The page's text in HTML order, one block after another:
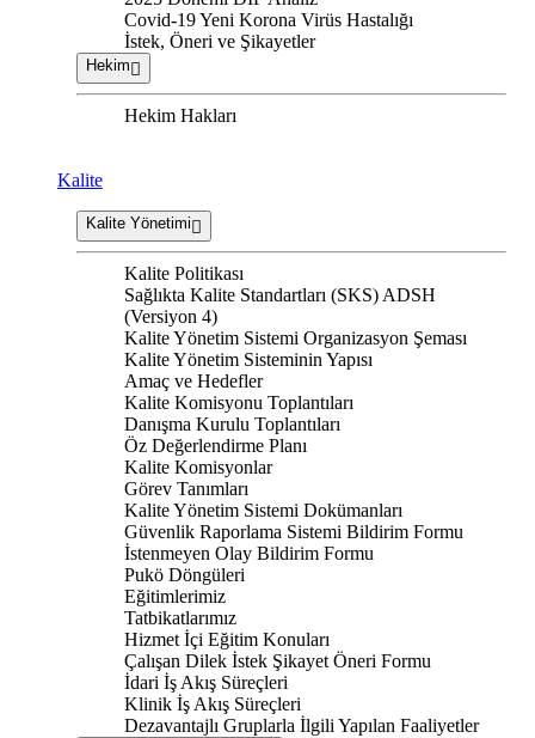
Covid-19 Yeni Korona Virüs Hastalığı
İstek, Öneri ve Şikayetler
Hekim
Hekim Hakları
Kalite
Kalite Yönetimi
Kalite Politikası
Sağlıkta Kalite Standartları (SKS) ADSH
(Versiyon 4)
Kalite Yönetim Sistemi Organizasyon Şeması
Kalite Yönetim Sisteminin Yapısı
Amaç ve Hedefler
Kalite Komisyonu Toplantıları
Danışma Kurulu Toplantıları
Öz Değerlendirme Planı
Kalite Komisyonlar
Görev Tanımları
Kalite Yönetim Sistemi Dokümanları
Güvenlik Raporlama Sistemi Bildirim Formu
İstenmeyen Olay Bildirim Formu
Pukö Döngüleri
Eğitimlerimiz
Tatbikatlarımız
Hizmet İçi Eğitim Konuları
Çalışan Dilek İstek Şikayet Öneri Formu
İdari İş Akış Süreçleri
Klinik İş Akış Süreçleri
Dezavantajlı Gruplarla İlgili Yapılan Faaliyetler